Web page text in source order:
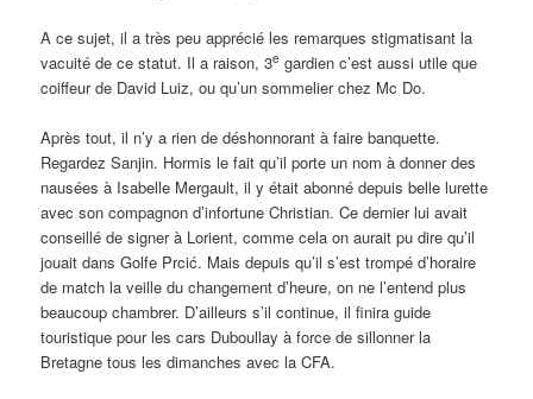
A ce sujet, il a très peu apprécié les remarques stigmatisant la
vacuité de ce statut. Il a raison, 3e gardien c’est aussi utile que
coiffeur de David Luiz, ou qu’un sommelier chez Mc Do.
Après tout, il n’y a rien de déshonnorant à faire banquette.
Regardez Sanjin. Hormis le fait qu’il porte un nom à donner des
nausées à Isabelle Mergault, il y était abonné depuis belle lurette
avec son compagnon d’infortune Christian. Ce dernier lui avait
conseillé de signer à Lorient, comme cela on aurait pu dire qu’il
jouait dans Golfe Prcić. Mais depuis qu’il s’est trompé d’horaire
de match la veille du changement d’heure, on ne l’entend plus
beaucoup chambrer. D’ailleurs s’il continue, il finira guide
touristique pour les cars Duboullay à force de sillonner la
Bretagne tous les dimanches avec la CFA.